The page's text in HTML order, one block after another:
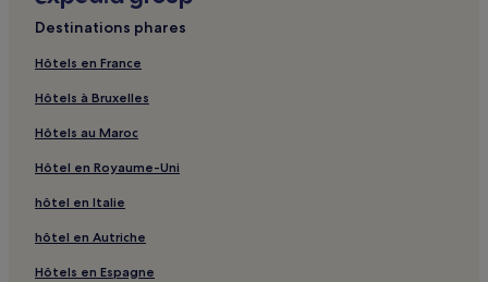
Destinations phares
Hôtels en France
Hôtels à Bruxelles
Hôtels au Maroc
Hôtel en Royaume-Uni
hôtel en Italie
hôtel en Autriche
Hôtels en Espagne